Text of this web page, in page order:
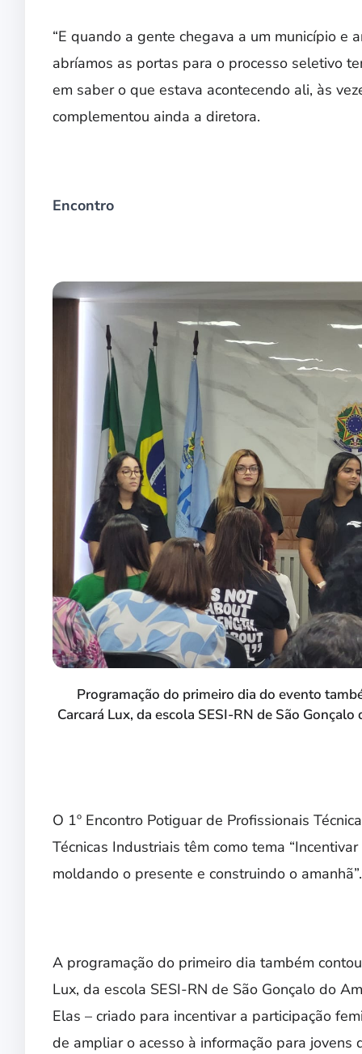
“E quando a gente chegava a um município e
abríamos as portas para o processo seletivo
em saber o que estava acontecendo ali, às
complementou ainda a diretora.
Encontro
Programação do primeiro dia do evento
Carcará Lux, da escola SESI-RN de São
O 1º Encontro Potiguar de Profissionais
Técnicas Industriais têm como tema
moldando o presente e construindo o
A programação do primeiro dia também
Lux, da escola SESI-RN de São Gonçalo do
Elas – criado para incentivar a participação
de ampliar o acesso à informação para